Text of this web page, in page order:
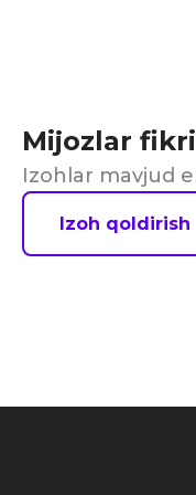
Mijozlar fikri
Izohlar mavjud
Izoh qoldirish